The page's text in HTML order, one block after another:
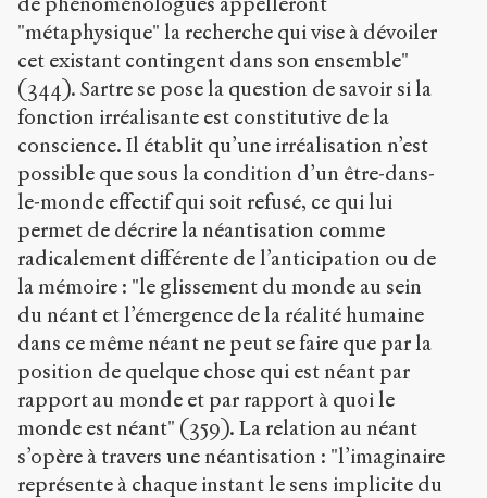
"métaphysique" la recherche qui vise à dévoiler
cet existant contingent dans son ensemble"
(344). Sartre se pose la question de savoir si la
fonction irréalisante est constitutive de la
conscience. Il établit qu’une irréalisation n’est
possible que sous la condition d’un être-dans-
le-monde effectif qui soit refusé, ce qui lui
permet de décrire la néantisation comme
radicalement différente de l’anticipation ou de
la mémoire : "le glissement du monde au sein
du néant et l’émergence de la réalité humaine
dans ce même néant ne peut se faire que par la
position de quelque chose qui est néant par
rapport au monde et par rapport à quoi le
monde est néant" (359). La relation au néant
s’opère à travers une néantisation : "l’imaginaire
représente à chaque instant le sens implicite du